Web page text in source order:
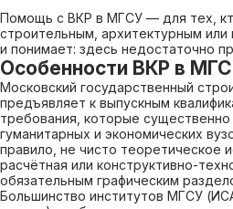
Помощь с ВКР в МГСУ — для тех,
строительным, архитектурным
и понимает: здесь недостаточно
Особенности ВКР в
Московский государственный
предъявляет к выпускным
требования, которые
гуманитарных и экономических
правило, не чисто теоретическое
расчётная или конструктивно-
обязательным графическим
Большинство институтов МГСУ